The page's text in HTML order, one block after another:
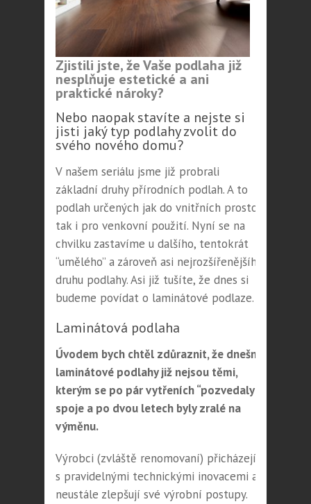
Zjistili jste, že Vaše podlaha již
nesplňuje estetické a ani
praktické nároky?
Nebo naopak stavíte a nejste si
jisti jaký typ podlahy zvolit do
svého nového domu?
V našem seriálu jsme již probrali
základní druhy přírodních podlah. A to
podlah určených jak do vnitřních prostor,
tak i pro venkovní použití. Nyní se na
chvilku zastavíme u dalšího, tentokrát
“umělého” a zároveň asi nejrozšířenějšího
druhu podlahy. Asi již tušíte, že dnes si
budeme povídat o laminátové podlaze.
Laminátová podlaha
Úvodem bych chtěl zdůraznit, že dnešní
laminátové podlahy již nejsou těmi,
kterým se po pár vytřeních “pozvedaly”
spoje a po dvou letech byly zralé na
výměnu.
Výrobci (zvláště renomovaní) přicházejí
s pravidelnými technickými inovacemi a
neustále zlepšují své výrobní postupy.